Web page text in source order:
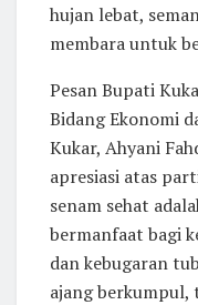
hujan lebat,
membara untuk
Pesan Bupati
Bidang Ekonomi
Kukar, Ahyani
apresiasi atas
senam sehat
bermanfaat bagi
dan kebugaran
ajang berkumpul,